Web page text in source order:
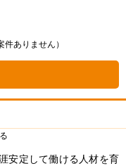
ありません）
安定して働ける人材を育